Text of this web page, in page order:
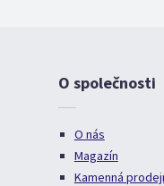
O společnosti
O nás
Magazín
Kamenná